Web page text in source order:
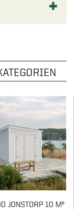
JONSTORP 10 M²